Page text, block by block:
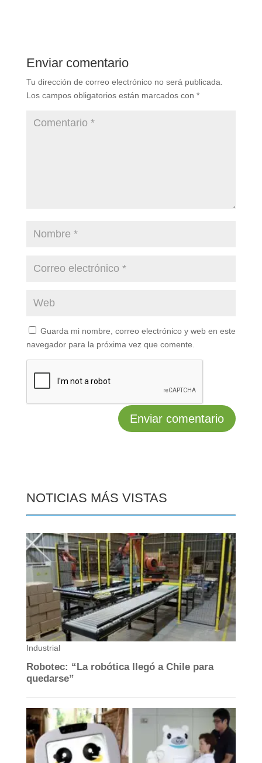
Enviar comentario
Tu dirección de correo electrónico no será publicada.
Los campos obligatorios están marcados con *
Guarda mi nombre, correo electrónico y web en este
navegador para la próxima vez que comente.
NOTICIAS MÁS VISTAS